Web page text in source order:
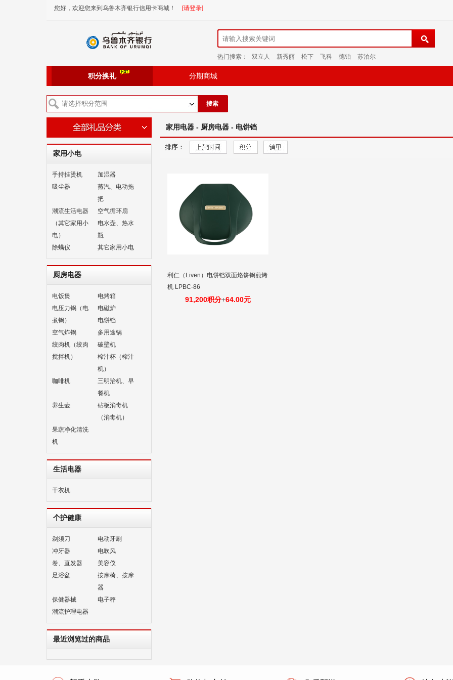
您好，欢迎您来到乌鲁木齐银行信用卡商城！ [请登录]
热门搜索： 双立人 新秀丽 松下 飞科 德铂 苏泊尔
积分换礼 分期商城
搜索
家用小电
手持挂烫机
加湿器
吸尘器
蒸汽、电动拖
把
潮流生活电器
（其它家用小
电）
空气循环扇
电水壶、热水
瓶
除螨仪
其它家用小电
厨房电器
电饭煲
电烤箱
电压力锅（电
煮锅）
电磁炉
电饼铛
空气炸锅
多用途锅
绞肉机（绞肉
搅拌机）
破壁机
榨汁杯（榨汁
机）
咖啡机
三明治机、早
餐机
养生壶
砧板消毒机
（消毒机）
果蔬净化清洗
机
生活电器
干衣机
个护健康
剃须刀
电动牙刷
冲牙器
电吹风
卷、直发器
美容仪
足浴盆
按摩椅、按摩
器
保健器械
电子秤
潮流护理电器
最近浏览过的商品
家用电器 - 厨房电器 - 电饼铛
排序：
利仁（Liven）电饼铛双面烙饼锅煎烤
机 LPBC-86
91,200积分+64.00元